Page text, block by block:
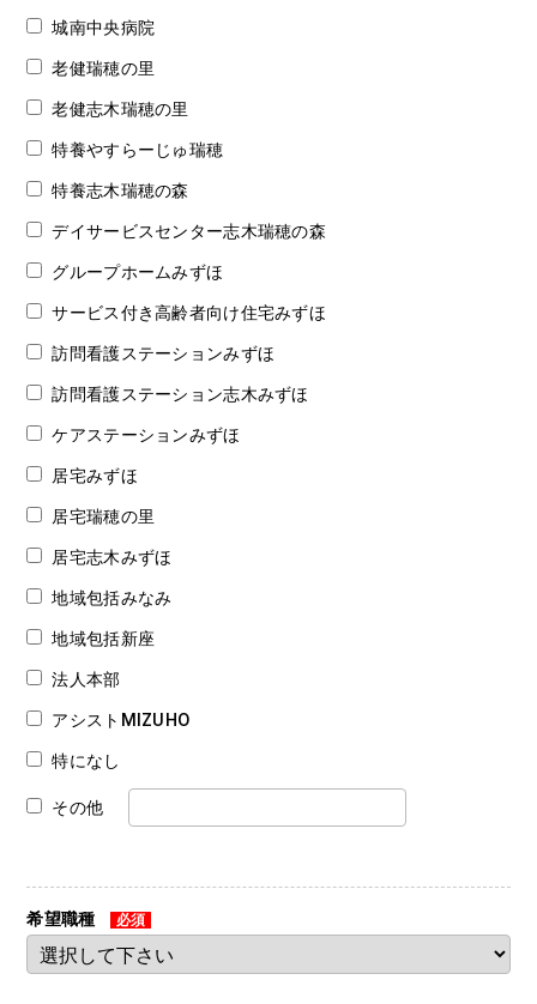
城南中央病院
老健瑞穂の里
老健志木瑞穂の里
特養やすらーじゅ瑞穂
特養志木瑞穂の森
デイサービスセンター志木瑞穂の森
グループホームみずほ
サービス付き高齢者向け住宅みずほ
訪問看護ステーションみずほ
訪問看護ステーション志木みずほ
ケアステーションみずほ
居宅みずほ
居宅瑞穂の里
居宅志木みずほ
地域包括みなみ
地域包括新座
法人本部
アシストMIZUHO
特になし
その他
希望職種 必須